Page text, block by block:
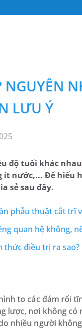
NGUYÊN
LƯU Ý
độ tuổi khác
nước,... Để hiểu
sẻ sau đây.
phẫu thuật cắt trĩ
quan hệ không,
thức điều trị ra sao?
to các đám rối
lược, nơi không
nhiều người